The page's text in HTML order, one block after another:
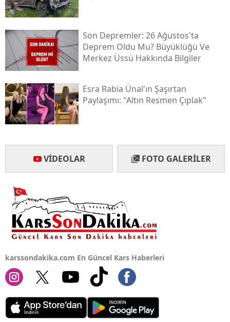
Son Depremler: 26 Ağustos'ta
Deprem Oldu Mu? Büyüklüğü Ve
Merkez Üssü Hakkında Bilgiler
Esra Rabia Ünal'ın Şaşırtan
Paylaşımı: "altın Resmen Çıplak"
VIDEOLAR FOTO GALERILER
karssondakika.com En Güncel Kars Haberleri